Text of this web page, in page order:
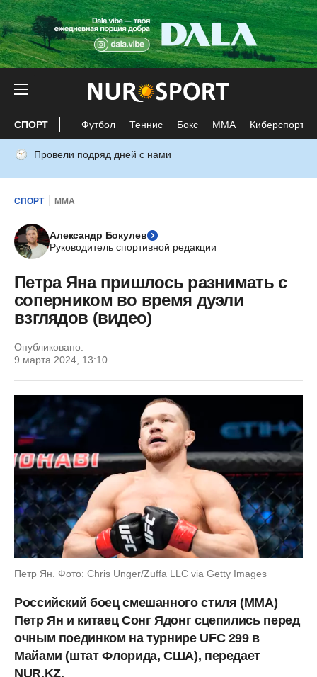
СПОРТ Футбол Теннис Бокс ММА Киберспорт
Провели подряд дней с нами
СПОРТ ММА
Александр Бокулев
Руководитель спортивной редакции
Петра Яна пришлось разнимать с
соперником во время дуэли
взглядов (видео)
Опубликовано:
9 марта 2024, 13:10
Петр Ян. Фото: Chris Unger/Zuffa LLC via Getty Images
Российский боец смешанного стиля (ММА)
Петр Ян и китаец Сонг Ядонг сцепились перед
очным поединком на турнире UFC 299 в
Майами (штат Флорида, США), передает
NUR.KZ.